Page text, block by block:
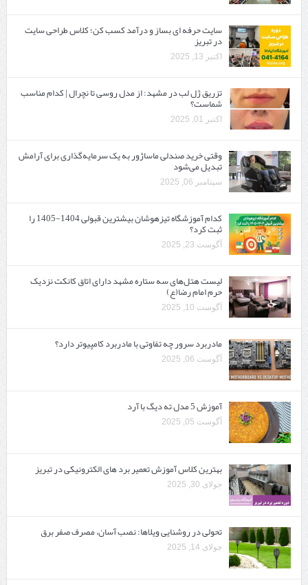
سایت حرفه ‌ای بساز و درآمد کسب کن؛ کلاس طراحی سایت
در تبریز
اکتبر 13, 2025
تزریق ژل لب در مشهد: از مدل روسی تا نچرال | کدام مناسب
شماست؟
اکتبر 01, 2025
وقتی خرید صندلی ماساژور به یک سرمایه‌گذاری برای آرامش
تبدیل می‌شود
سپتامبر 06, 2025
کدام آموزشگاه تیزهوشان بیشترین قبولی 1404-1405 را
ثبت کرد؟
آگوست 23, 2025
لیست هتل‌های سه ستاره مشهد دارای اتاق کانکت نزدیک
حرم امام رضا(ع)
آگوست 10, 2025
مادربرد سرور چه تفاوتی با مادربرد کامپیوتر دارد؟
آگوست 06, 2025
آموزش 5 مدل ته دیگ با آرد
آگوست 05, 2025
بهترین کلاس آموزش تعمیر برد های الکترونیکی در تبریز
جولای 30, 2025
تحولی در روشنایی ویلاها: نصب آسان، مصرف صفر برق
جولای 14, 2025